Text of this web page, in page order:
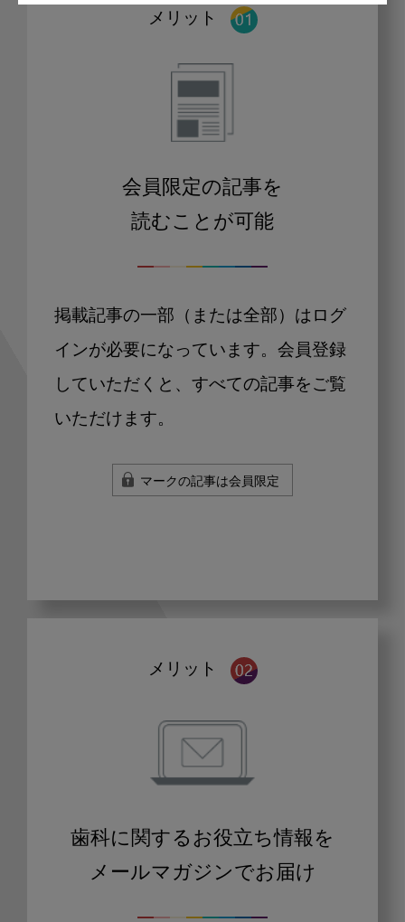
メリット
会員限定の記事を
読むことが可能
掲載記事の一部（または全部）はログ
インが必要になっています。会員登録
していただくと、すべての記事をご覧
いただけます。
マークの記事は会員限定
メリット
歯科に関するお役立ち情報を
メールマガジンでお届け